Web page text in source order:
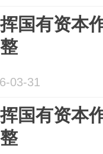
国有资本
03-31
国有资本